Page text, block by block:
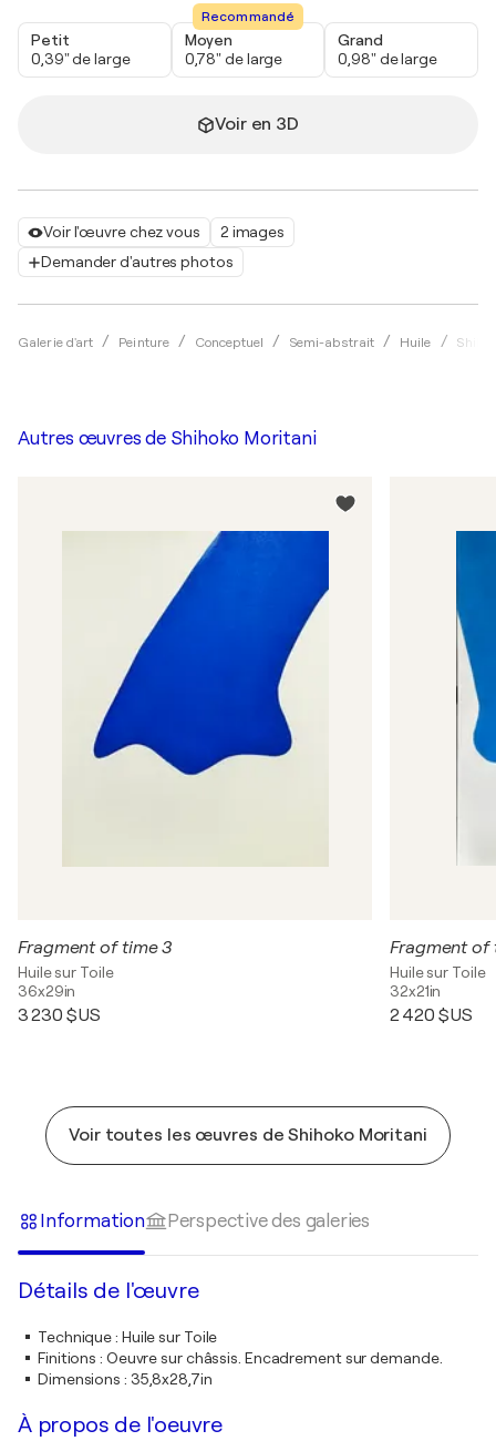
Voir l'œuvre chez vous
2 images
Demander d'autres photos
Galerie d'art Peinture Conceptuel Semi-abstrait Huile
Petit
0,39" de large
Recommandé
Moyen
0,78" de large
Grand
0,98" de large
Voir en 3D
Autres œuvres de Shihoko Moritani
Fragment of time 3
Huile sur Toile
36x29in
3 230 $US
Fragment of
Huile sur Toile
32x21in
2 420 $US
Voir toutes les œuvres de Shihoko Moritani
Information Perspective des galeries
Détails de l'œuvre
Technique: Huile sur Toile
Finitions : Oeuvre sur châssis. Encadrement sur demande.
Dimensions : 35,8x28,7in
À propos de l'oeuvre